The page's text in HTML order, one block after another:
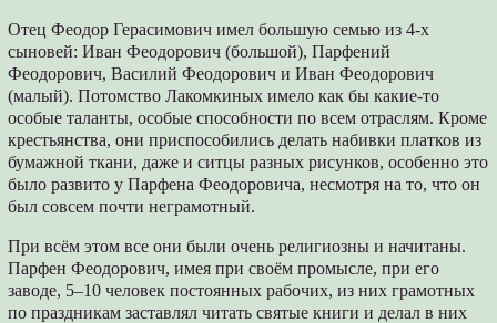
Отец Феодор Герасимович имел большую семью из 4-х
сыновей: Иван Феодорович (большой), Парфений
Феодорович, Василий Феодорович и Иван Феодорович
(малый). Потомство Лакомкиных имело как бы какие-то
особые таланты, особые способности по всем отраслям. Кроме
крестьянства, они приспособились делать набивки платков из
бумажной ткани, даже и ситцы разных рисунков, особенно это
было развито у Парфена Феодоровича, несмотря на то, что он
был совсем почти неграмотный.
При всём этом все они были очень религиозны и начитаны.
Парфен Феодорович, имея при своём промысле, при его
заводе, 5–10 человек постоянных рабочих, из них грамотных
по праздникам заставлял читать святые книги и делал в них